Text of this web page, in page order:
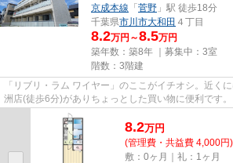
京成本線 「 菅野 」駅 徒歩18分
千葉県市川市大和田 ４丁目
8.2万円～8.5万円
築年数：築8年 ｜募集中： 3室
階数：3階建
「リブリ・ラム ワイヤー」のここがイチオシ。近く
洲店(徒歩6分)がありちょっとした買い物に便利です
期費用をカードでお支払い...
8.2万円
(管理費・共益費 4,000円)
敷：0ヶ月｜礼：1ヶ月